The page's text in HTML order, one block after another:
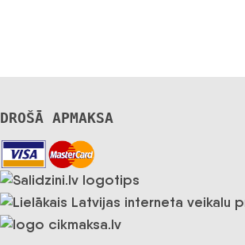
DROŠĀ APMAKSA